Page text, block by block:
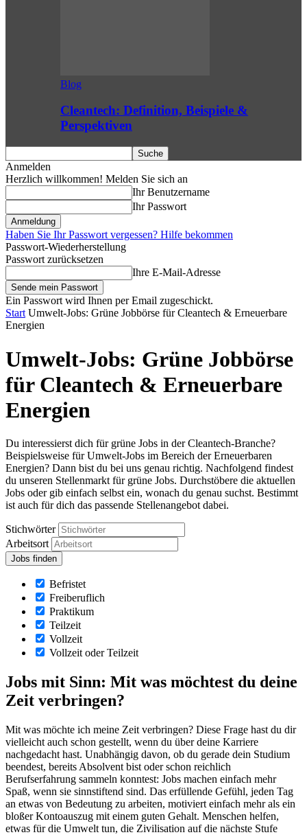
Blog
Cleantech: Definition, Beispiele &
Perspektiven
Anmelden
Herzlich willkommen! Melden Sie sich an
Ihr Benutzername
Ihr Passwort
Haben Sie Ihr Passwort vergessen? Hilfe bekommen
Passwort-Wiederherstellung
Passwort zurücksetzen
Ihre E-Mail-Adresse
Ein Passwort wird Ihnen per Email zugeschickt.
Start Umwelt-Jobs: Grüne Jobbörse für Cleantech & Erneuerbare
Energien
Umwelt-Jobs: Grüne Jobbörse
für Cleantech & Erneuerbare
Energien
Du interessierst dich für grüne Jobs in der Cleantech-Branche?
Beispielsweise für Umwelt-Jobs im Bereich der Erneuerbaren
Energien? Dann bist du bei uns genau richtig. Nachfolgend findest
du unseren Stellenmarkt für grüne Jobs. Durchstöbere die aktuellen
Jobs oder gib einfach selbst ein, wonach du genau suchst. Bestimmt
ist auch für dich das passende Stellenangebot dabei.
Stichwörter
Arbeitsort
Befristet
Freiberuflich
Praktikum
Teilzeit
Vollzeit
Vollzeit oder Teilzeit
Jobs mit Sinn: Mit was möchtest du deine
Zeit verbringen?
Mit was möchte ich meine Zeit verbringen? Diese Frage hast du dir
vielleicht auch schon gestellt, wenn du über deine Karriere
nachgedacht hast. Unabhängig davon, ob du gerade dein Studium
beendest, bereits Absolvent bist oder schon reichlich
Berufserfahrung sammeln konntest: Jobs machen einfach mehr
Spaß, wenn sie sinnstiftend sind. Das erfüllende Gefühl, jeden Tag
an etwas von Bedeutung zu arbeiten, motiviert einfach mehr als ein
bloßer Kontoauszug mit einem guten Gehalt. Menschen helfen,
etwas für die Umwelt tun, die Zivilisation auf die nächste Stufe